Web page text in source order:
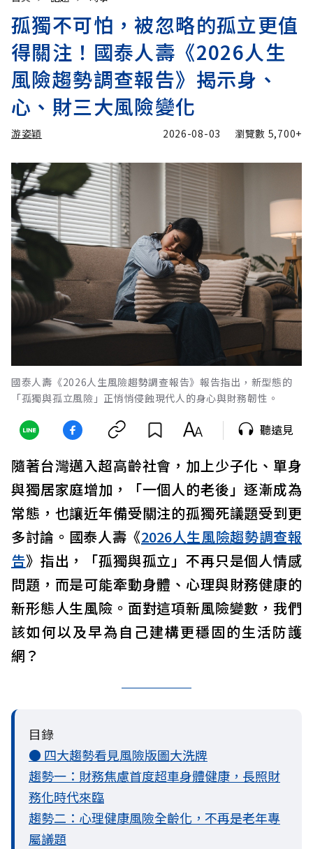
孤獨不可怕，被忽略的孤立更值
得關注！國泰人壽《2026人生
風險趨勢調查報告》揭示身、
心、財三大風險變化
游姿穎 2026-08-03 瀏覽數 5,700+
國泰人壽《2026人生風險趨勢調查報告》報告指出，新型態的
「孤獨與孤立風險」正悄悄侵蝕現代人的身心與財務韌性。
聽遠見
隨著台灣邁入超高齡社會，加上少子化、單身
與獨居家庭增加，「一個人的老後」逐漸成為
常態，也讓近年備受關注的孤獨死議題受到更
多討論。國泰人壽《2026人生風險趨勢調查報
告》指出，「孤獨與孤立」不再只是個人情感
問題，而是可能牽動身體、心理與財務健康的
新形態人生風險。面對這項新風險變數，我們
該如何以及早為自己建構更穩固的生活防護
網？
目錄
● 四大趨勢看見風險版圖大洗牌
趨勢一：財務焦慮首度超車身體健康，長照財
務化時代來臨
趨勢二：心理健康風險全齡化，不再是老年專
屬議題